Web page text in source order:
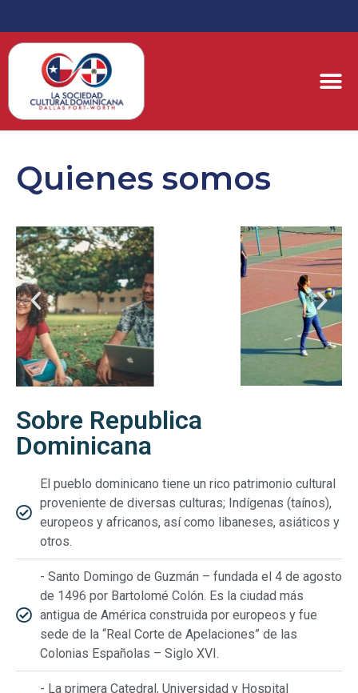
Quienes somos
Sobre Republica
Dominicana
El pueblo dominicano tiene un rico patrimonio cultural
proveniente de diversas culturas; Indígenas (taínos),
europeos y africanos, así como libaneses, asiáticos y
otros.
- Santo Domingo de Guzmán – fundada el 4 de agosto
de 1496 por Bartolomé Colón. Es la ciudad más
antigua de América construida por europeos y fue
sede de la “Real Corte de Apelaciones” de las
Colonias Españolas – Siglo XVI.
- La primera Catedral, Universidad y Hospital